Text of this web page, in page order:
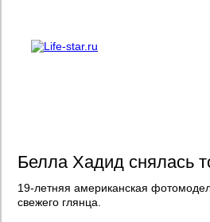
Белла Хадид снялась
19-летняя американская
свежего глянца.